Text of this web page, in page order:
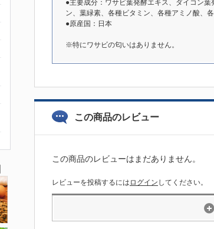
●主要成分：ワサビ葉発酵エキス、ダイコン
ン、葉緑素、各種ビタミン、各種アミノ酸、
●原産国：日本
※特にワサビの匂いはありません。
この商品のレビュー
この商品のレビューはまだありません。
レビューを投稿するには ログイン してください。